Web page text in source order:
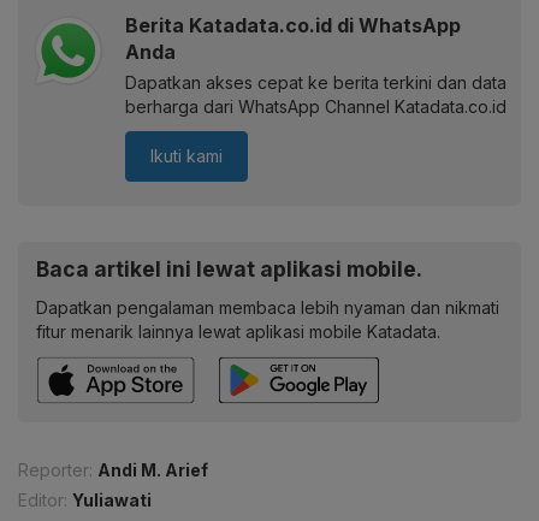
Berita Katadata.co.id di WhatsApp
Anda
Dapatkan akses cepat ke berita terkini dan data
berharga dari WhatsApp Channel Katadata.co.id
Ikuti kami
Baca artikel ini lewat aplikasi mobile.
Dapatkan pengalaman membaca lebih nyaman dan nikmati
fitur menarik lainnya lewat aplikasi mobile Katadata.
Reporter: Andi M. Arief
Editor: Yuliawati